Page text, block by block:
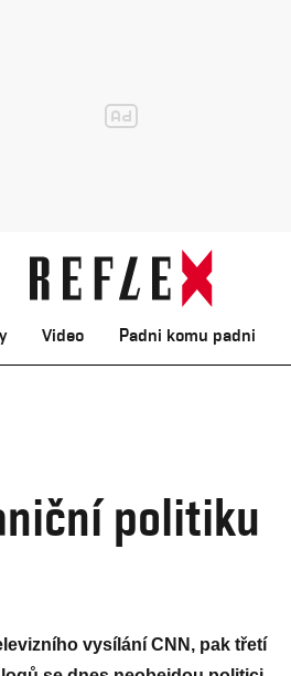
Video Padni komu padni
politiku
vysílání CNN, pak třetí